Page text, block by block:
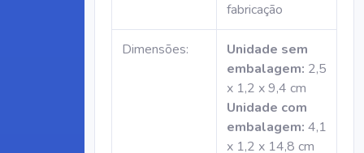
fabricação
Dimensões:
Unidade sem
embalagem: 2,5
x 1,2 x 9,4 cm
Unidade com
embalagem: 4,1
x 1,2 x 14,8 cm